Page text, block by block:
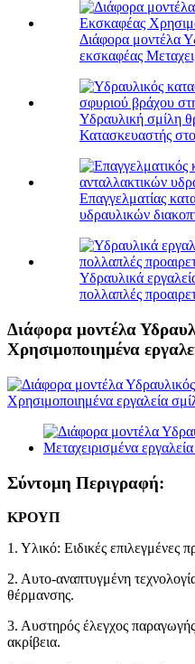
Διάφορα μοντέλα
εκσκαφέας
Υδραυλική σμίλη
Κατασκευαστής
Επαγγελματίας
υδραυλικών
Υδραυλικά
πολλαπλές
Διάφορα μοντέλα
Χρησιμοποιημένα
Σύντομη Περιγραφή:
ΚΡΟΥΠ
1. Υλικό: Ειδικές επιλεγμένες
2. Αυτο-αναπτυγμένη
θέρμανσης.
3. Αυστηρός έλεγχος
ακρίβεια.